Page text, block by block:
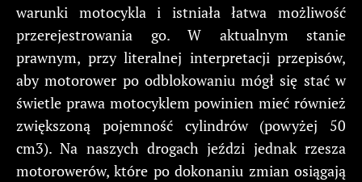
warunki motocykla i istniała łatwa możliwość
przerejestrowania go. W aktualnym stanie
prawnym, przy literalnej interpretacji przepisów,
aby motorower po odblokowaniu mógł się stać w
świetle prawa motocyklem powinien mieć również
zwiększoną pojemność cylindrów (powyżej 50
cm3). Na naszych drogach jeździ jednak rzesza
motorowerów, które po dokonaniu zmian osiągają